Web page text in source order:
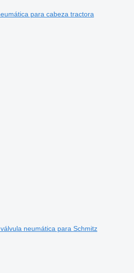
para cabeza tractora
neumática para Schmitz